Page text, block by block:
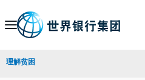
Skip
Navigation
理解贫困